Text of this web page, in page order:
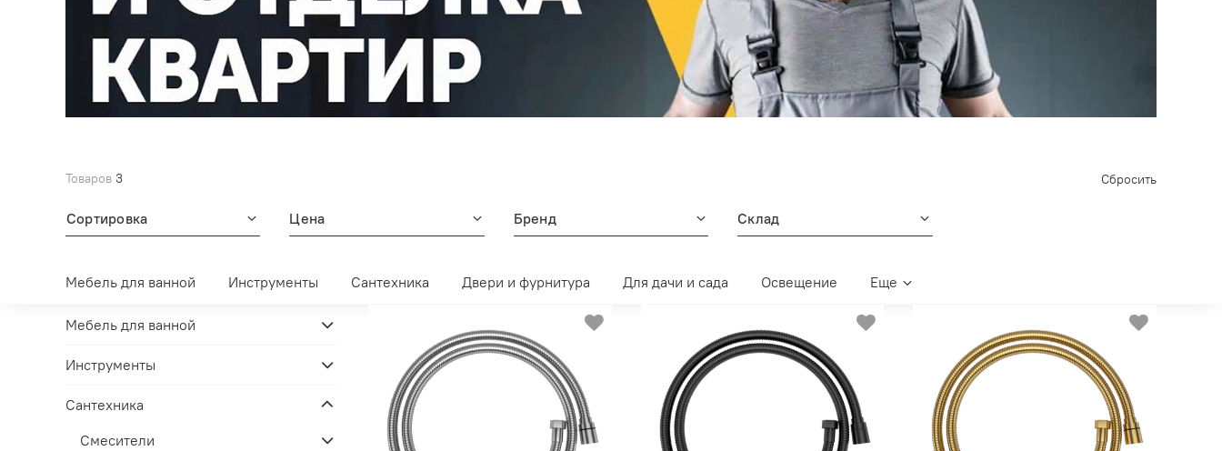
Товаров 3 Сбросить
Сортировка Цена Бренд Склад
Мебель для ванной Инструменты Сантехника Двери и фурнитура Для дачи и сада Освещение Еще
Мебель для ванной
Инструменты
Сантехника
Смесители